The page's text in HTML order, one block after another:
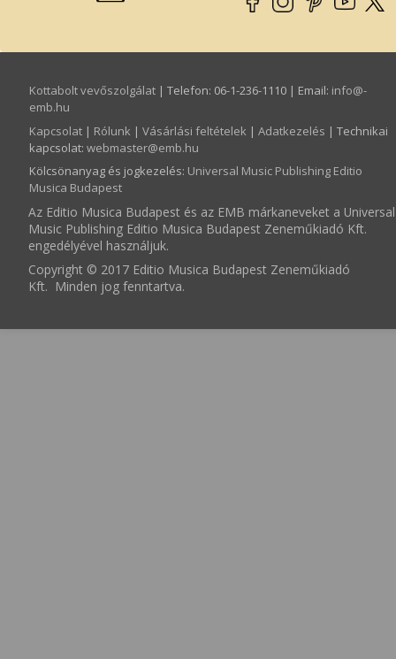
Kottabolt vevőszolgálat | Telefon: 06-1-236-1110 | Email: info­@­
emb.hu
Kapcsolat | Rólunk | Vásárlási feltételek | Adatkezelés | Technikai
kapcsolat: webmaster­@­emb.hu
Kölcsönanyag és jogkezelés: Universal Music Publishing Editio
Musica Budapest
Az Editio Musica Budapest és az EMB márkaneveket a Universal
Music Publishing Editio Musica Budapest Zeneműkiadó Kft.
engedélyével használjuk.
Copyright © 2017 Editio Musica Budapest Zeneműkiadó
Kft. Minden jog fenntartva.